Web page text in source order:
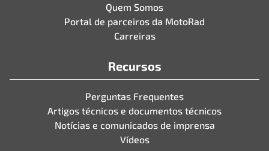
Quem Somos
Portal de parceiros da MotoRad
Carreiras
Recursos
Perguntas Frequentes
Artigos técnicos e documentos técnicos
Notícias e comunicados de imprensa
Vídeos